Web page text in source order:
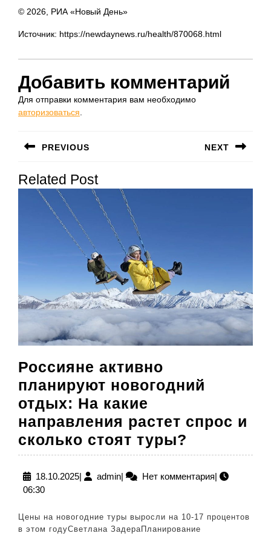
© 2026, РИА «Новый День»
Источник: https://newdaynews.ru/health/870068.html
Добавить комментарий
Для отправки комментария вам необходимо
авторизоваться.
по
записям
PREVIOUS
запись:
NEXT
запись:
Related Post
Россияне активно
планируют новогодний
отдых: На какие
направления растет спрос и
сколько стоят туры?
активно
отдых:
На
18.10.202518.10.2025
| adminadmin
| Нет комментария|
06:30
Цены на новогодние туры выросли на 10-17 процентов
в этом годуСветлана ЗадераПланирование